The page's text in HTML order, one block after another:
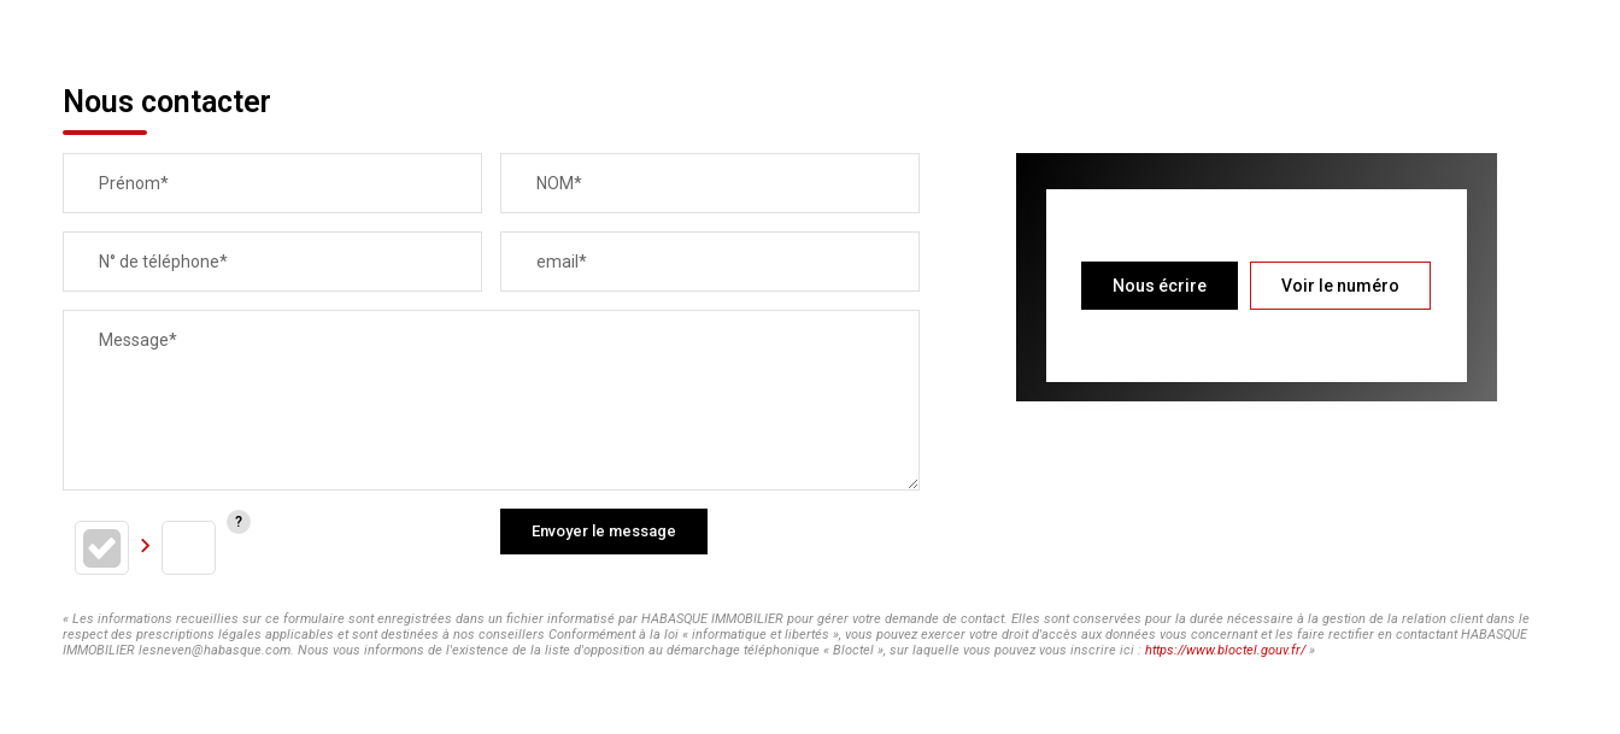
Nous contacter
Prénom* NOM*
N° de téléphone* email*
Message*
Envoyer le message
Nous écrire Voir le numéro
« Les informations recueillies sur ce formulaire sont enregistrées dans un fichier informatisé par HABASQUE IMMOBILIER pour gérer votre demande de contact. Elles sont conservées pour la durée nécessaire à la gestion de la relation client dans le
respect des prescriptions légales applicables et sont destinées à nos conseillers Conformément à la loi « informatique et libertés », vous pouvez exercer votre droit d'accès aux données vous concernant et les faire rectifier en contactant HABASQUE
IMMOBILIER lesneven@habasque.com. Nous vous informons de l'existence de la liste d'opposition au démarchage téléphonique « Bloctel », sur laquelle vous pouvez vous inscrire ici : https://www.bloctel.gouv.fr/»